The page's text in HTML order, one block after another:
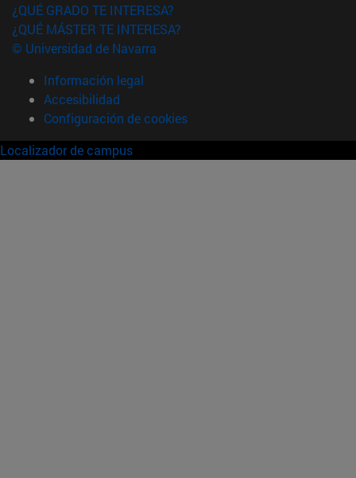
¿QUÉ GRADO TE INTERESA?
¿QUÉ MÁSTER TE INTERESA?
© Universidad de Navarra
Información legal
Accesibilidad
Configuración de cookies
Localizador de campus